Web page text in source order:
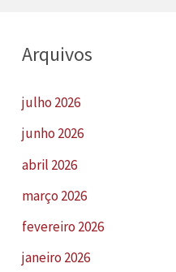
Arquivos
julho 2026
junho 2026
abril 2026
março 2026
fevereiro 2026
janeiro 2026